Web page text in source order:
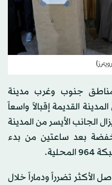
جنوب وغرب مدينة
القديمة إقبالاً واسعاً
الجانب الأيسر من المدينة
بعد ساعتين من بدء
الأكثر تضرراً ودماراً خلال